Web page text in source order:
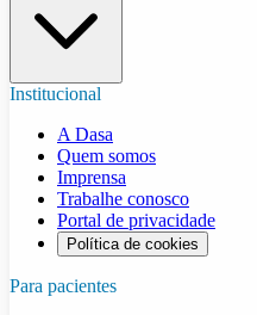
Institucional
A Dasa
Quem somos
Imprensa
Trabalhe conosco
Portal de privacidade
Política de cookies
Para pacientes